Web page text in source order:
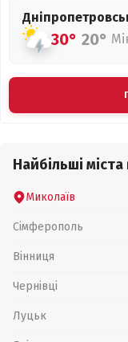
30° 20°
Найбільші міста
Миколаїв
Сімферополь
Вінниця
Чернівці
Луцьк